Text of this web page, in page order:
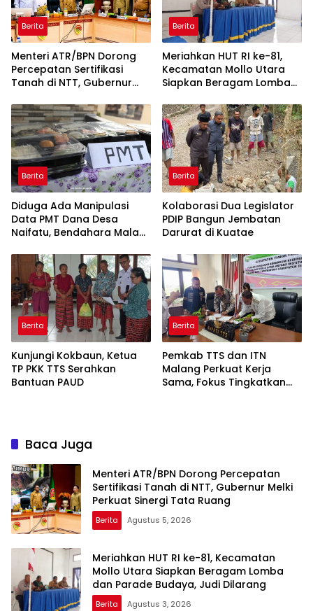
Berita
Menteri ATR/BPN Dorong
Percepatan Sertifikasi
Tanah di NTT, Gubernur
Ruang
Berita
Meriahkan HUT RI ke-81,
Kecamatan Mollo Utara
Siapkan Beragam Lomba
Dilarang
Berita
Diduga Ada Manipulasi
Data PMT Dana Desa
Naifatu, Bendahara Malah
Berita
Kolaborasi Dua Legislator
PDIP Bangun Jembatan
Darurat di Kuatae
Berita
Kunjungi Kokbaun, Ketua
TP PKK TTS Serahkan
Bantuan PAUD
Berita
Pemkab TTS dan ITN
Malang Perkuat Kerja
Sama, Fokus Tingkatkan
Baca Juga
Menteri ATR/BPN Dorong Percepatan
Sertifikasi Tanah di NTT, Gubernur Melki
Perkuat Sinergi Tata Ruang
Berita Agustus 5, 2026
Meriahkan HUT RI ke-81, Kecamatan
Mollo Utara Siapkan Beragam Lomba
dan Parade Budaya, Judi Dilarang
Berita Agustus 3, 2026